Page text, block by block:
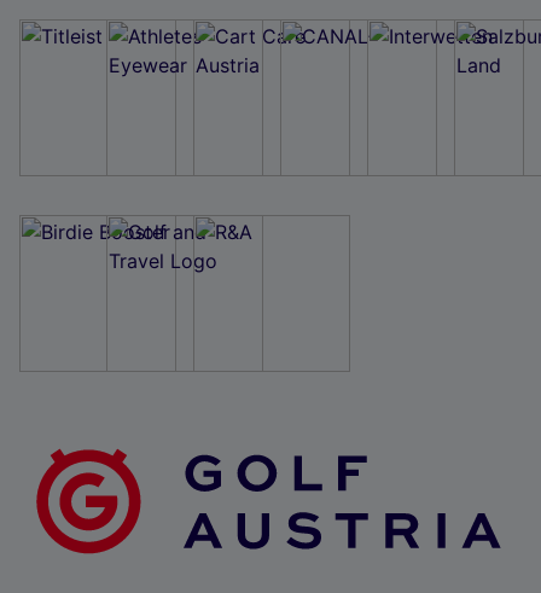
Wir und unsere Partner verarbeiten Daten, um
Verwendung genauer Standortdaten. Endgeräteeigenschaften zur Identifikation